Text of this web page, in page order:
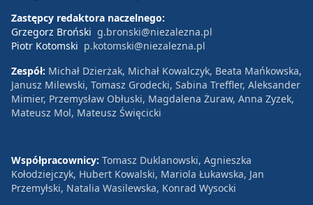
Zastępcy redaktora naczelnego:
Grzegorz Broński g.bronski@niezalezna.pl
Piotr Kotomski p.kotomski@niezalezna.pl
Zespół: Michał Dzierżak, Michał Kowalczyk, Beata Mańkowska,
Janusz Milewski, Tomasz Grodecki, Sabina Treffler, Aleksander
Mimier, Przemysław Obłuski, Magdalena Żuraw, Anna Zyzek,
Mateusz Mol, Mateusz Święcicki
Współpracownicy: Tomasz Duklanowski, Agnieszka
Kołodziejczyk, Hubert Kowalski, Mariola Łukawska, Jan
Przemyłski, Natalia Wasilewska, Konrad Wysocki